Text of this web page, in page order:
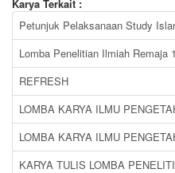
Karya Terkait :
Petunjuk Pelaksanaan Study
Lomba Penelitian Ilmiah Remaja
REFRESH
LOMBA KARYA ILMU
LOMBA KARYA ILMU
KARYA TULIS LOMBA